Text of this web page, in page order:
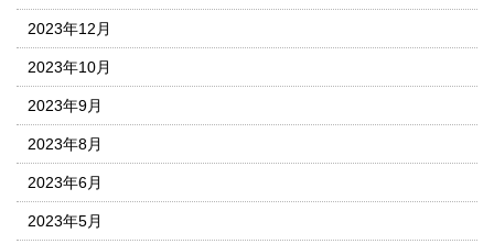
2023年12月
2023年10月
2023年9月
2023年8月
2023年6月
2023年5月